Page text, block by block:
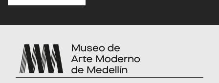
compra yacércate a la taquilla 15
validar tu boleta.
Una vez compres tus boletas, el Museo
no realizará la devolución ni en dinero ni
en cambios de fechas, horas o películas.